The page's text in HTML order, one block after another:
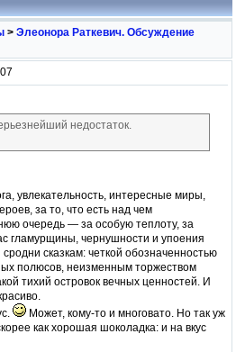
> Элеонора Раткевич. Обсуждение
недостаток.
увлекательность, интересные миры,
за то, что есть над чем
очередь — за особую теплоту, за
гламурщины, чернушности и упоения
сказкам: четкой обозначенностью
полюсов, неизменным торжеством
тихий островок вечных ценностей. И
Может, кому-то и многовато. Но так уж
как хорошая шоколадка: и на вкус